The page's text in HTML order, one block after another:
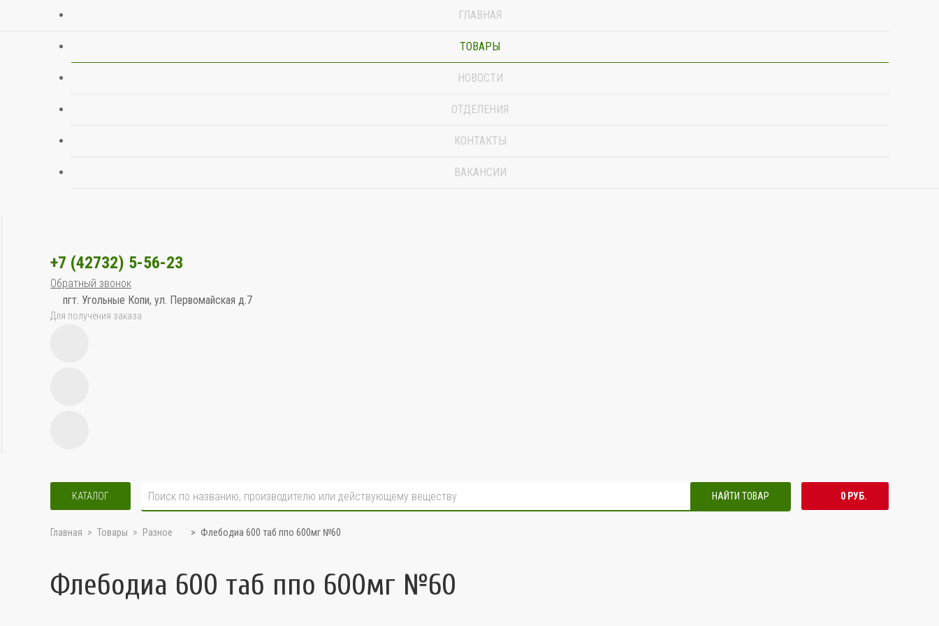
ГЛАВНАЯ
ТОВАРЫ
НОВОСТИ
ОТДЕЛЕНИЯ
КОНТАКТЫ
ВАКАНСИИ
+7 (42732) 5-56-23
Обратный звонок
пгт. Угольные Копи, ул. Первомайская д.7
Для получения заказа
КАТАЛОГ НАЙТИ ТОВАР 0 РУБ.
Главная Товары Разное Флебодиа 600 таб ппо 600мг №60
Флебодиа 600 таб ппо 600мг №60